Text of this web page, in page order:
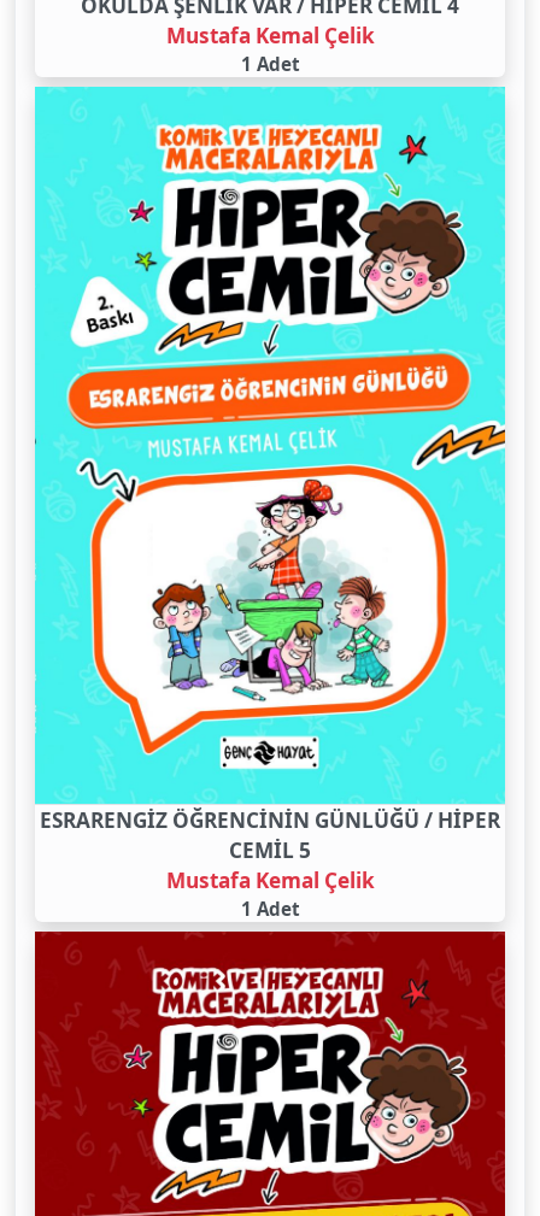
OKULDA ŞENLİK VAR / HİPER CEMİL 4
Mustafa Kemal Çelik
1 Adet
ESRARENGİZ ÖĞRENCİNİN GÜNLÜĞÜ / HİPER
CEMİL 5
Mustafa Kemal Çelik
1 Adet